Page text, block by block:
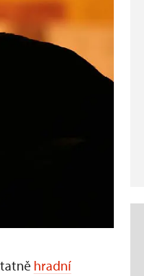
hradní